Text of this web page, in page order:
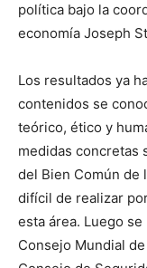
política bajo la
economía Joseph
Los resultados ya
contenidos se
teórico, ético y
medidas concretas
del Bien Común de
difícil de realizar
esta área. Luego
Consejo Mundial